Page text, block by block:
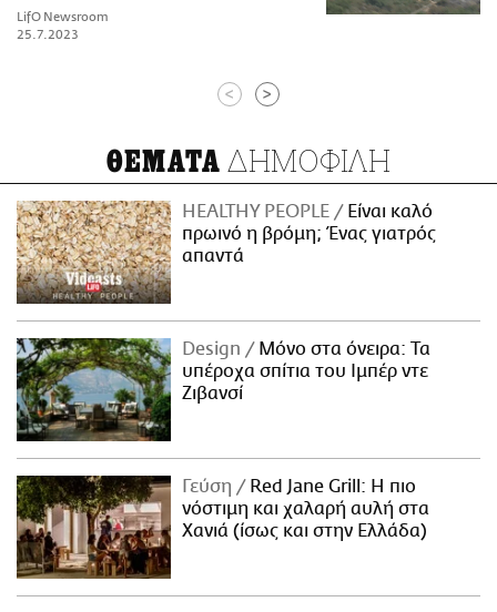
LifO Newsroom
25.7.2023
< >
ΘΕΜΑΤΑ ΔΗΜΟΦΙΛΗ
HEALTHY PEOPLE
Είναι καλό
πρωινό η βρόμη; Ένας γιατρός
απαντά
Design
Μόνο στα όνειρα: Τα
υπέροχα σπίτια του Ιμπέρ ντε
Ζιβανσί
Γεύση
Red Jane Grill: Η πιο
νόστιμη και χαλαρή αυλή στα
Χανιά (ίσως και στην Ελλάδα)